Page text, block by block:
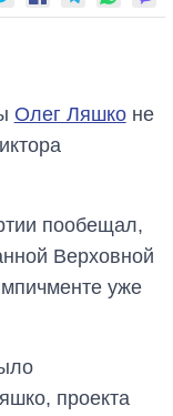
Олег Ляшконе
пообещал,
Верховной
уже
проекта